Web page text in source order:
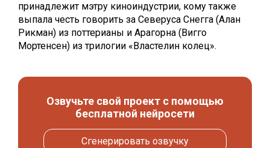
принадлежит мэтру киноиндустрии, кому также
выпала честь говорить за Северуса Снегга (Алан
Рикман) из поттерианы и Арагорна (Вигго
Мортенсен) из трилогии «Властелин колец».
Озвучьте свой проект с помощью
бесплатной нейросети
Сгенерировать озвучку